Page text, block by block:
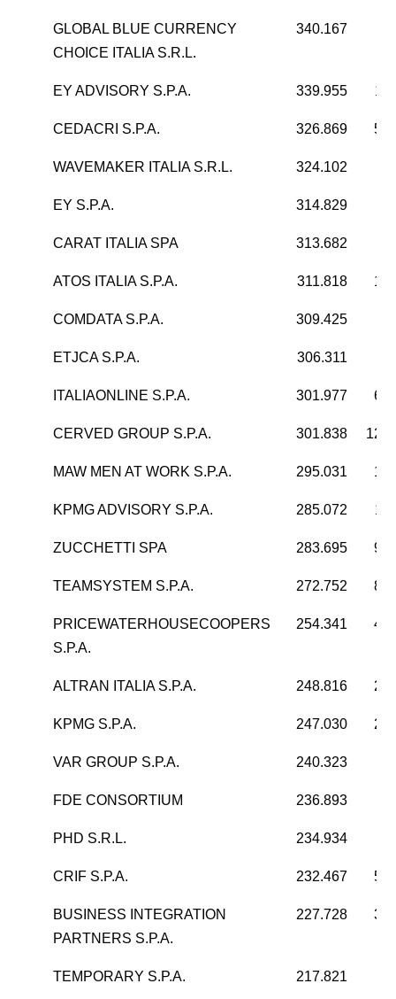
GLOBAL BLUE CURRENCY
CHOICE ITALIA S.R.L.
340.167
EY ADVISORY S.P.A. 339.955
CEDACRI S.P.A. 326.869
WAVEMAKER ITALIA S.R.L. 324.102
EY S.P.A. 314.829
CARAT ITALIA SPA 313.682
ATOS ITALIA S.P.A. 311.818
COMDATA S.P.A. 309.425
ETJCA S.P.A. 306.311
ITALIAONLINE S.P.A. 301.977
CERVED GROUP S.P.A. 301.838
MAW MEN AT WORK S.P.A. 295.031
KPMG ADVISORY S.P.A. 285.072
ZUCCHETTI SPA 283.695
TEAMSYSTEM S.P.A. 272.752
PRICEWATERHOUSECOOPERS
S.P.A.
254.341
ALTRAN ITALIA S.P.A. 248.816
KPMG S.P.A. 247.030
VAR GROUP S.P.A. 240.323
FDE CONSORTIUM 236.893
PHD S.R.L. 234.934
CRIF S.P.A. 232.467
BUSINESS INTEGRATION
PARTNERS S.P.A.
227.728
TEMPORARY S.P.A. 217.821